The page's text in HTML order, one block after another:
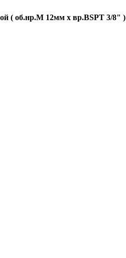
( об.нр.М 12мм x вр.BSPT 3/8" )